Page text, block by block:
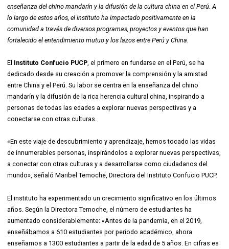
enseñanza del chino mandarín y la difusión de la cultura china en el Perú. A
lo largo de estos años, el instituto ha impactado positivamente en la
comunidad a través de diversos programas, proyectos y eventos que han
fortalecido el entendimiento mutuo y los lazos entre Perú y China.
El Instituto Confucio PUCP, el primero en fundarse en el Perú, se ha
dedicado desde su creación a promover la comprensión y la amistad
entre China y el Perú. Su labor se centra en la enseñanza del chino
mandarín y la difusión de la rica herencia cultural china, inspirando a
personas de todas las edades a explorar nuevas perspectivas y a
conectarse con otras culturas.
«En este viaje de descubrimiento y aprendizaje, hemos tocado las vidas
de innumerables personas, inspirándolos a explorar nuevas perspectivas,
a conectar con otras culturas y a desarrollarse como ciudadanos del
mundo», señaló Maribel Temoche, Directora del Instituto Confucio PUCP.
El instituto ha experimentado un crecimiento significativo en los últimos
años. Según la Directora Temoche, el número de estudiantes ha
aumentado considerablemente: «Antes de la pandemia, en el 2019,
enseñábamos a 610 estudiantes por periodo académico, ahora
enseñamos a 1300 estudiantes a partir de la edad de 5 años. En cifras es